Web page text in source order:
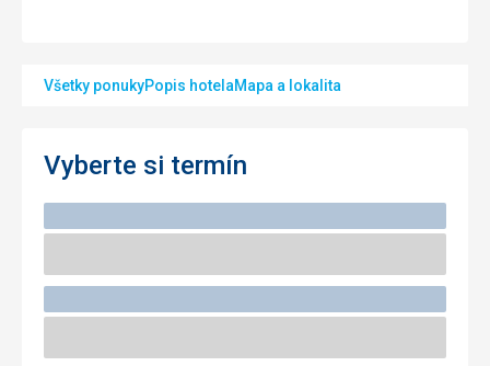
Všetky ponukyPopis hotelaMapa a lokalita
Vyberte si termín